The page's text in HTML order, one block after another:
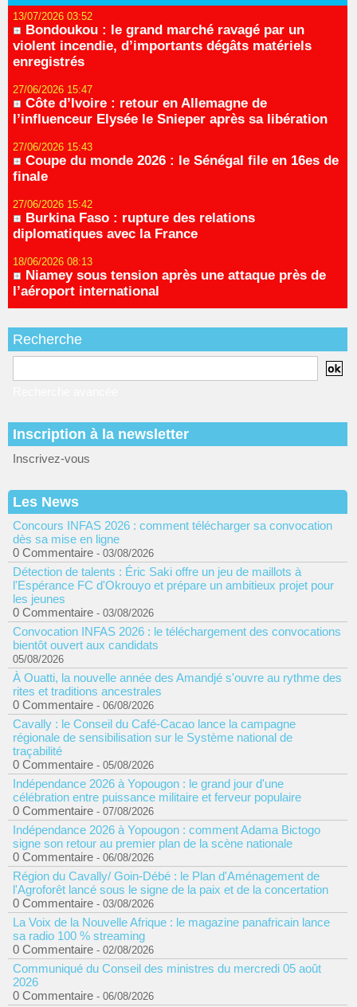
13/07/2026 03:52
Bondoukou : le grand marché ravagé par un
violent incendie, d’importants dégâts matériels
enregistrés
27/06/2026 15:47
Côte d’Ivoire : retour en Allemagne de
l’influenceur Elysée le Snieper après sa libération
27/06/2026 15:43
Coupe du monde 2026 : le Sénégal file en 16es de
finale
27/06/2026 15:42
Burkina Faso : rupture des relations
diplomatiques avec la France
18/06/2026 08:13
Niamey sous tension après une attaque près de
l’aéroport international
Recherche
Inscription à la newsletter
Inscrivez-vous
Les News
Concours INFAS 2026 : comment télécharger sa convocation
dès sa mise en ligne
0 Commentaire - 03/08/2026
Détection de talents : Éric Saki offre un jeu de maillots à
l'Espérance FC d'Okrouyo et prépare un ambitieux projet pour
les jeunes
0 Commentaire - 03/08/2026
Convocation INFAS 2026 : le téléchargement des convocations
bientôt ouvert aux candidats
05/08/2026
À Ouatti, la nouvelle année des Amandjé s'ouvre au rythme des
rites et traditions ancestrales
0 Commentaire - 06/08/2026
Cavally : le Conseil du Café-Cacao lance la campagne
régionale de sensibilisation sur le Système national de
traçabilité
0 Commentaire - 05/08/2026
Indépendance 2026 à Yopougon : le grand jour d'une
célébration entre puissance militaire et ferveur populaire
0 Commentaire - 07/08/2026
Indépendance 2026 à Yopougon : comment Adama Bictogo
signe son retour au premier plan de la scène nationale
0 Commentaire - 06/08/2026
Région du Cavally/ Goin-Débé : le Plan d'Aménagement de
l'Agroforêt lancé sous le signe de la paix et de la concertation
0 Commentaire - 03/08/2026
La Voix de la Nouvelle Afrique : le magazine panafricain lance
sa radio 100 % streaming
0 Commentaire - 02/08/2026
Communiqué du Conseil des ministres du mercredi 05 août
2026
0 Commentaire - 06/08/2026